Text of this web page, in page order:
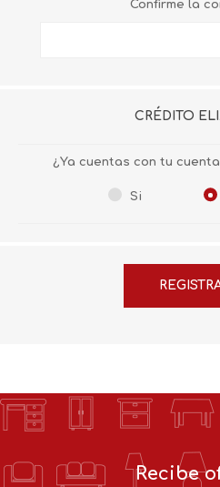
Confirme la
CRÉDITO
¿Ya cuentas con tu
Si
Recibe